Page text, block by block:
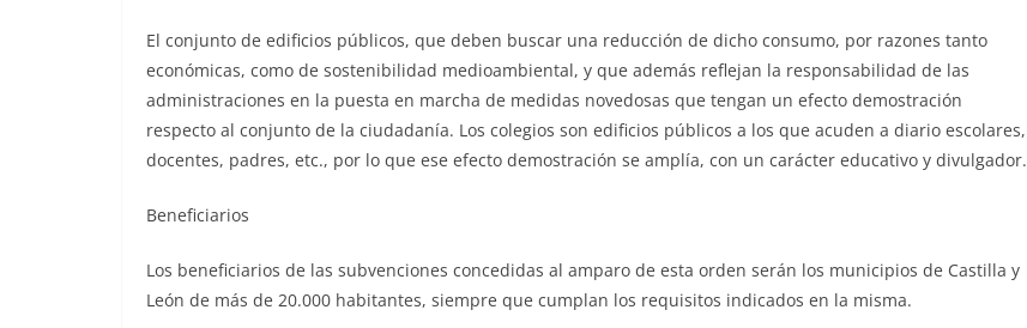
El conjunto de edificios públicos, que deben buscar una reducción de dicho consumo, por razones tanto
económicas, como de sostenibilidad medioambiental, y que además reflejan la responsabilidad de las
administraciones en la puesta en marcha de medidas novedosas que tengan un efecto demostración
respecto al conjunto de la ciudadanía. Los colegios son edificios públicos a los que acuden a diario escolares,
docentes, padres, etc., por lo que ese efecto demostración se amplía, con un carácter educativo y divulgador.
Beneficiarios
Los beneficiarios de las subvenciones concedidas al amparo de esta orden serán los municipios de Castilla y
León de más de 20.000 habitantes, siempre que cumplan los requisitos indicados en la misma.